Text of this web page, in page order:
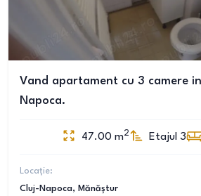
Vand apartament cu 3 camere
Napoca.
47.00 m2 Etajul 3
Locație:
Cluj-Napoca, Mănăștur